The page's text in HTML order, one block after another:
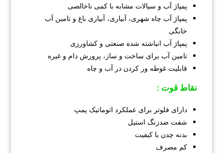
پمپاژ آب و سیالات مشابه با کمی ناخالصی
پمپاژ آب چاه شهری، آبیاری، آبیاری باغ و تامین آب
خانگی
پمپاژ آب انباشته شده صنعتی و کشاورزی
تامین آب برای ساخت و ساز، پرورش دام و غیره
قابلیت غوطه ور کردن در آب و چاه
نقاط قوت :
دارای فلوتر برای عملکرد اتوماتیک پمپ
شفت ضدزنگ استیل
بدنه چدن با کیفیت
کم مصرف